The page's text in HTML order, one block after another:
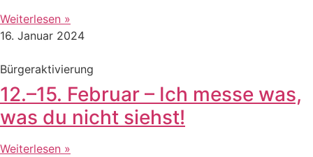
Weiterlesen »
16. Januar 2024
Bürgeraktivierung
12.–15. Februar – Ich messe was,
was du nicht siehst!
Weiterlesen »